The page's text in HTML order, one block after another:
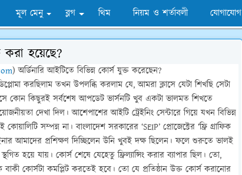
মূল মেনু ব্লগ থিম নিয়ম ও শর্তাবলী যোগাযোগ
করা হয়েছে?
) অর্ডিনারি আইটিতে বিভিন্ন কোর্স যুক্ত করেছেন?
করছিলাম তখন উপলব্ধি করলাম যে, আমরা ক্লাসে যেটা শিখছি সেটা
কোন কিছুরই সর্বশেষ আপডেট ভার্সনটি খুব একটা ভালমত শিখতে
দেখা দিল। আশেপাশের আইটি ট্রেইনিং সেন্টারে গিয়ে যখন বিভিন্ন
সম্পন্ন না। বাংলাদেশ সরকারের ‘SEIP’ প্রোজেক্টের ‘ফ্রি গ্রাফিক
আমাদের প্রশিক্ষণ দিচ্ছিলেন উনি খুবই দক্ষ ছিলেন। ফলে শুরুতে ভালই
হয়ে যায়। কোর্স শেষে যেহেতু ফ্রিল্যান্সিং করার ব্যাপার ছিল। তো,
কোর্সটা কমপ্লিট করতেই হবে। তো যে প্রতিষ্ঠান উক্ত কোর্স করানোর